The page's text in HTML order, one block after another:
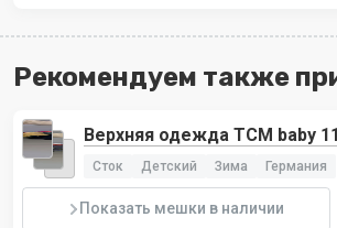
Рекомендуем также
Верхняя одежда TCM baby
Сток Детский Зима Германия
Показать мешки в наличии